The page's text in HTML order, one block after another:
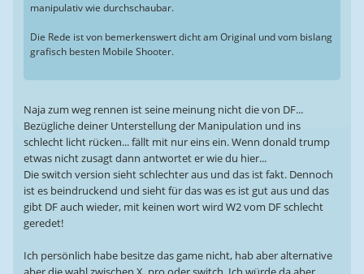
manipulativ wie durchschaubar.
Die Rede ist von bemerkenswert dicht am Original und vom bislang
grafisch besten Mobile Shooter.
Naja zum weg rennen ist seine meinung nicht die von DF...
Bezügliche deiner Unterstellung der Manipulation und ins
schlecht licht rücken... fällt mit nur eins ein. Wenn donald trump
etwas nicht zusagt dann antwortet er wie du hier...
Die switch version sieht schlechter aus und das ist fakt. Dennoch
ist es beindruckend und sieht für das was es ist gut aus und das
gibt DF auch wieder, mit keinen wort wird W2 vom DF schlecht
geredet!
Ich persönlich habe besitze das game nicht, hab aber alternative